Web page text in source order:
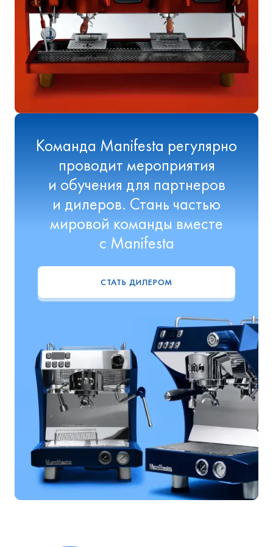
Команда Manifesta регулярно
проводит мероприятия
и обучения для партнеров
и дилеров. Стань частью
мировой команды вместе
с Manifesta
СТАТЬ ДИЛЕРОМ